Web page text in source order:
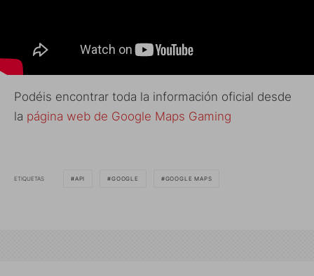
Podéis encontrar toda la información oficial desde
la página web de Google Maps Gaming
ETIQUETAS API GOOGLE GOOGLE MAPS